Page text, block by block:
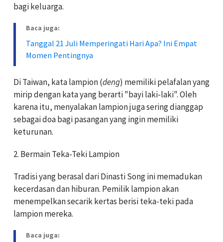
bagi keluarga.
Baca juga:
Tanggal 21 Juli Memperingati Hari Apa? Ini Empat
Momen Pentingnya
Di Taiwan, kata lampion (deng) memiliki pelafalan yang
mirip dengan kata yang berarti "bayi laki-laki". Oleh
karena itu, menyalakan lampion juga sering dianggap
sebagai doa bagi pasangan yang ingin memiliki
keturunan.
2. Bermain Teka-Teki Lampion
Tradisi yang berasal dari Dinasti Song ini memadukan
kecerdasan dan hiburan. Pemilik lampion akan
menempelkan secarik kertas berisi teka-teki pada
lampion mereka.
Baca juga: